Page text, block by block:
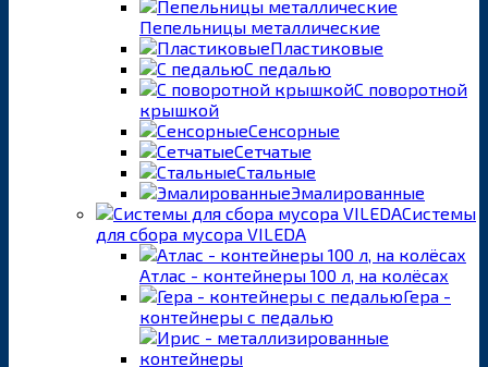
Пепельницы металлические
Пластиковые
С педалью
С поворотной
крышкой
Сенсорные
Сетчатые
Стальные
Эмалированные
Системы
для сбора мусора VILEDA
Атлас - контейнеры 100 л, на колёсах
Гера -
контейнеры с педалью